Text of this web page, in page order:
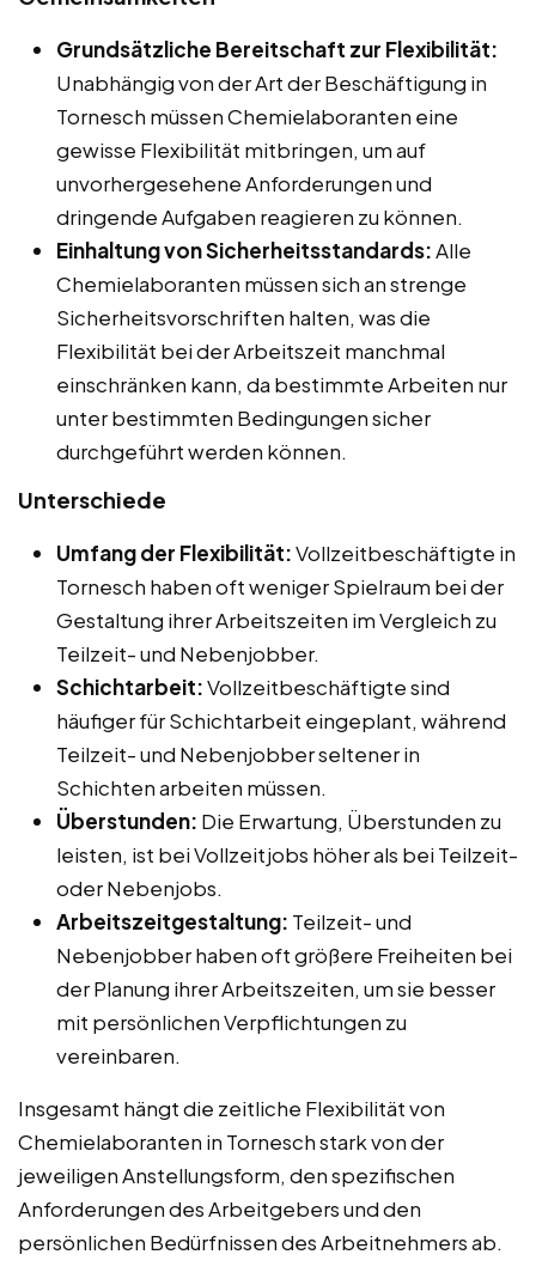
Grundsätzliche Bereitschaft zur Flexibilität:
Unabhängig von der Art der Beschäftigung in
Tornesch müssen Chemielaboranten eine
gewisse Flexibilität mitbringen, um auf
unvorhergesehene Anforderungen und
dringende Aufgaben reagieren zu können.
Einhaltung von Sicherheitsstandards:Alle
Chemielaboranten müssen sich an strenge
Sicherheitsvorschriften halten, was die
Flexibilität bei der Arbeitszeit manchmal
einschränken kann, da bestimmte Arbeiten nur
unter bestimmten Bedingungen sicher
durchgeführt werden können.
Unterschiede
Umfang der Flexibilität:Vollzeitbeschäftigte in
Tornesch haben oft weniger Spielraum bei der
Gestaltung ihrer Arbeitszeiten im Vergleich zu
Teilzeit- und Nebenjobber.
Schichtarbeit:Vollzeitbeschäftigte sind
häufiger für Schichtarbeit eingeplant, während
Teilzeit- und Nebenjobber seltener in
Schichten arbeiten müssen.
Überstunden: Die Erwartung, Überstunden zu
leisten, ist bei Vollzeitjobs höher als bei Teilzeit-
oder Nebenjobs.
Arbeitszeitgestaltung: Teilzeit- und
Nebenjobber haben oft größere Freiheiten bei
der Planung ihrer Arbeitszeiten, um sie besser
mit persönlichen Verpflichtungen zu
vereinbaren.
Insgesamt hängt die zeitliche Flexibilität von
Chemielaboranten in Tornesch stark von der
jeweiligen Anstellungsform, den spezifischen
Anforderungen des Arbeitgebers und den
persönlichen Bedürfnissen des Arbeitnehmers ab.